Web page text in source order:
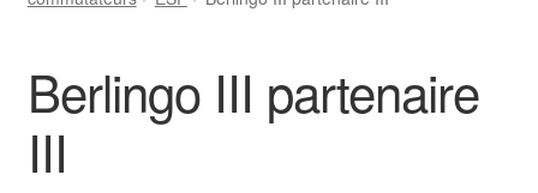
Livraison internationale
Berlingo III partenaire
III